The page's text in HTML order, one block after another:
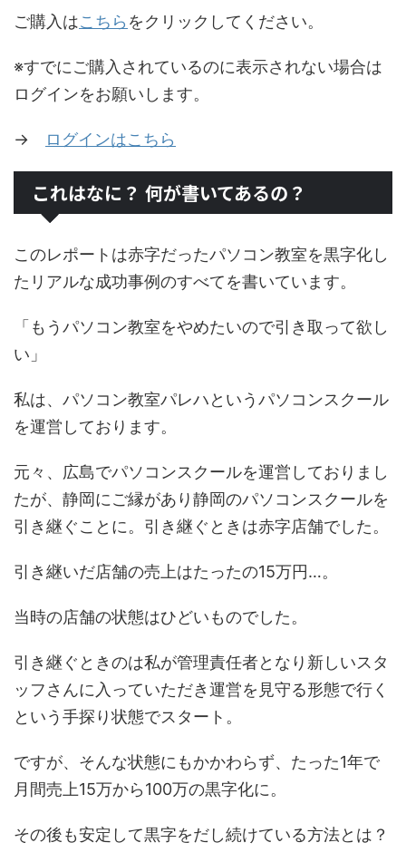
ご購入はこちら をクリックしてください。
※すでにご購入されているのに表示されない場合は
ログインをお願いします。
→ ログインはこちら
これはなに？ 何が書いてあるの？
このレポートは赤字だったパソコン教室を黒字化し
たリアルな成功事例のすべてを書いています。
「もうパソコン教室をやめたいので引き取って欲し
い」
私は、パソコン教室パレハというパソコンスクール
を運営しております。
元々、広島でパソコンスクールを運営しておりまし
たが、静岡にご縁があり静岡のパソコンスクールを
引き継ぐことに。引き継ぐときは赤字店舗でした。
引き継いだ店舗の売上はたったの15万円…。
当時の店舗の状態はひどいものでした。
引き継ぐときのは私が管理責任者となり新しいスタ
ッフさんに入っていただき運営を見守る形態で行く
という手探り状態でスタート。
ですが、そんな状態にもかかわらず、たった1年で
月間売上15万から100万の黒字化に。
その後も安定して黒字をだし続けている方法とは？